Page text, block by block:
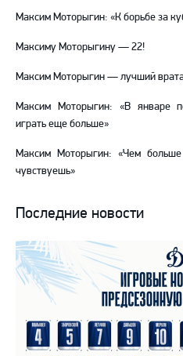
Максим Моторыгин: «К борьбе за
Максиму Моторыгину — 22!
Максим Моторыгин — лучший
Максим Моторыгин: «В январе
играть еще больше»
Максим Моторыгин: «Чем
чувствуешь»
Последние новости